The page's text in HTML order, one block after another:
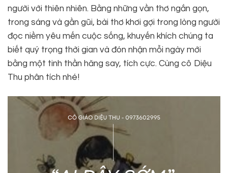
người với thiên nhiên. Bằng những vần thơ ngắn gọn,
trong sáng và gần gũi, bài thơ khơi gợi trong lòng người
đọc niềm yêu mến cuộc sống, khuyến khích chúng ta
biết quý trọng thời gian và đón nhận mỗi ngày mới
bằng một tinh thần hăng say, tích cực. Cùng cô Diệu
Thu phân tích nhé!